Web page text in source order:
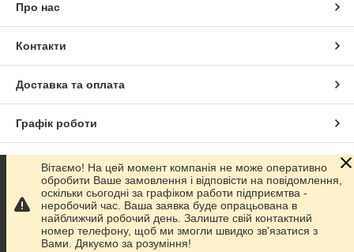
Про нас
Контакти
Доставка та оплата
Графік роботи
Повна версія сайту
Сайт створено на маркетплейсіProm.ua
Політика конфіденційності
Вітаємо! На цей момент компанія не може оперативно
обробити Ваше замовлення і відповісти на повідомлення,
оскільки сьогодні за графіком работи підприємтва -
неробочий час. Ваша заявка буде опрацьована в
найближчий робочий день. Залиште свій контактний
номер телефону, щоб ми змогли швидко зв'язатися з
Вами. Дякуємо за розуміння!